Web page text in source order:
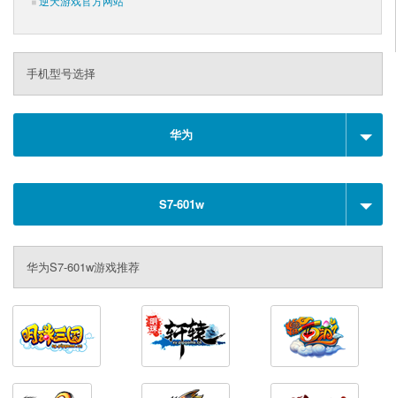
手机型号选择
华为
S7-601w
华为S7-601w游戏推荐